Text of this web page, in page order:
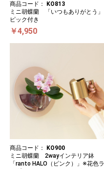
商品コード：
KO813
ミニ胡蝶蘭 「いつもありがとう」
ピック付き
￥4,950
商品コード： KO900
ミニ胡蝶蘭 2wayインテリア鉢
「ranto HALO（ピンク）」※花色ラ